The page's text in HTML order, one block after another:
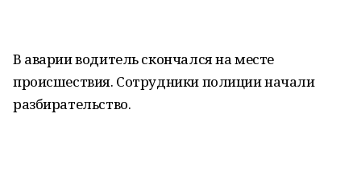
В аварии водитель скончался на месте
происшествия. Сотрудники полиции начали
разбирательство.